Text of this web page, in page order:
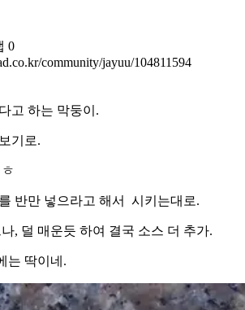
0
community/jayuu/104811594
고 하는 막둥이.
기로.
반만 넣으라고 해서 시키는대로.
, 덜 매운듯 하여 결국 소스 더 추가.
는 딱이네.